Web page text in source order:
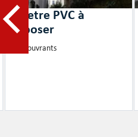
fenetre PVC à
déposer
deux ouvrants